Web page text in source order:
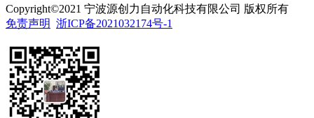
Copyright©2021 宁波源创力自动化科技有限公司 版权所有
免责声明 浙ICP备2021032174号-1